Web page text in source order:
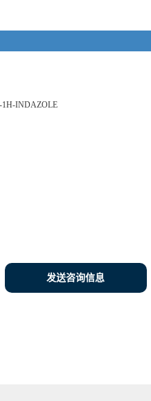
INDAZOLE
发送咨询信息